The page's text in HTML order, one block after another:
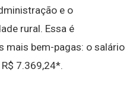
e o
rural. Essa é
mais bem-pagas: o salário
7.369,24*.